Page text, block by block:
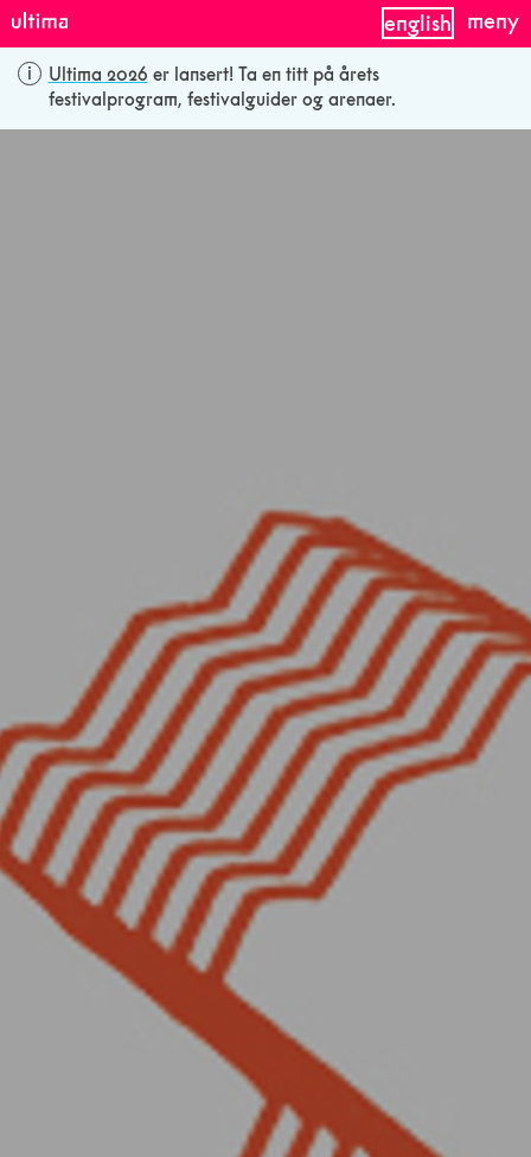
Ultima 2026 er lansert! Ta en titt på årets
festivalprogram, festivalguider og arenaer.
english meny